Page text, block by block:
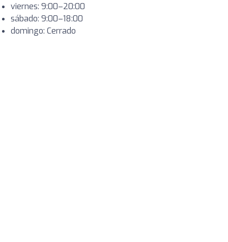
viernes: 9:00–20:00
sábado: 9:00–18:00
domingo: Cerrado